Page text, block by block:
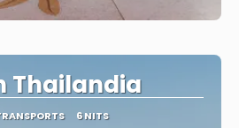
Thailandia
6 NITS